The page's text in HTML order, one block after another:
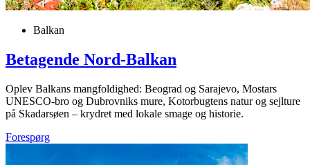
Balkan
Betagende Nord-Balkan
Oplev Balkans mangfoldighed: Beograd og Sarajevo, Mostars
UNESCO-bro og Dubrovniks mure, Kotorbugtens natur og sejlture
på Skadarsøen – krydret med lokale smage og historie.
Forespørg